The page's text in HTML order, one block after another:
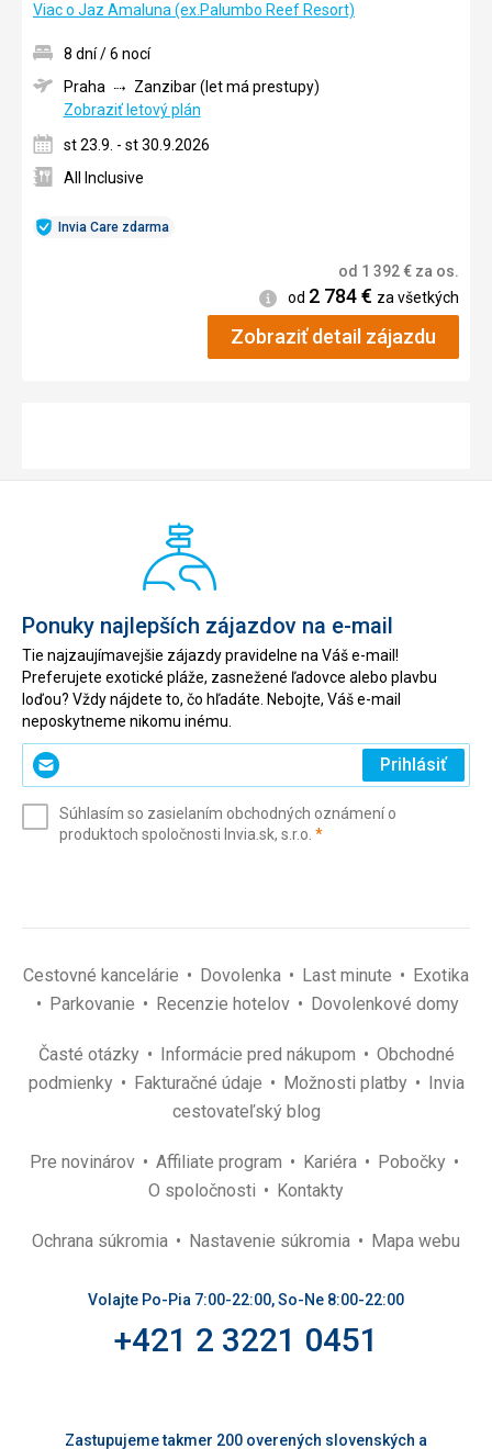
Viac o Jaz Amaluna (ex.Palumbo Reef Resort)
Invia Care zdarma
8 dní / 6 nocí
Praha
Zanzibar (let má prestupy)
Zobraziť letový plán
st 23.9. - st 30.9.2026
All Inclusive
od 1 392€ za os.
Informácie
od 2 784€ za všetkých
Zobraziť detail zájazdu
Ponuky najlepších zájazdov na e-mail
Tie najzaujímavejšie zájazdy pravidelne na Váš e-mail!
Preferujete exotické pláže, zasnežené ľadovce alebo plavbu
loďou? Vždy nájdete to, čo hľadáte. Nebojte, Váš e-mail
neposkytneme nikomu inému.
Zadajte
svoj
(povinné)
Prihlásiť
Súhlasím so zasielaním obchodných oznámení o
produktoch spoločnosti Invia.sk, s.r.o. *(povinné)
Cestovné kancelárie Dovolenka Last minute
Exotika
Parkovanie
Recenzie hotelov Dovolenkové domy
Časté otázky Informácie pred nákupom
Obchodné
podmienky
Fakturačné údaje Možnosti platby
Invia
cestovateľský blog
Pre novinárov Affiliate program Kariéra
Pobočky
O spoločnosti
Kontakty
Ochrana súkromia Nastavenie súkromia Mapa webu
Volajte Po-Pia 7:00-22:00, So-Ne 8:00-22:00
+421 2 3221 0451
Zastupujeme takmer 200 overených slovenských a